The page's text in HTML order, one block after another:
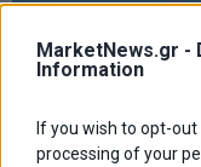
MarketNews.gr -
Information
If you wish to opt-
processing of your